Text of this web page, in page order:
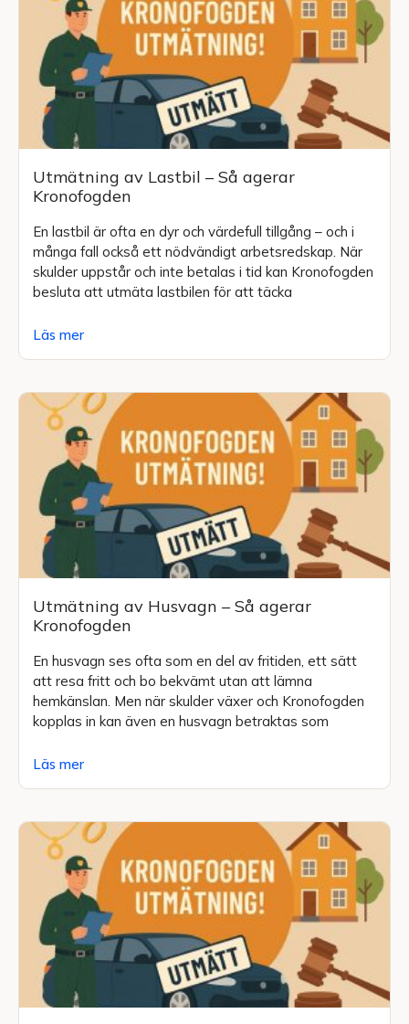
Utmätning av Lastbil – Så agerar
Kronofogden
En lastbil är ofta en dyr och värdefull tillgång – och i
många fall också ett nödvändigt arbetsredskap. När
skulder uppstår och inte betalas i tid kan Kronofogden
besluta att utmäta lastbilen för att täcka
Läs mer
Utmätning av Husvagn – Så agerar
Kronofogden
En husvagn ses ofta som en del av fritiden, ett sätt
att resa fritt och bo bekvämt utan att lämna
hemkänslan. Men när skulder växer och Kronofogden
kopplas in kan även en husvagn betraktas som
Läs mer